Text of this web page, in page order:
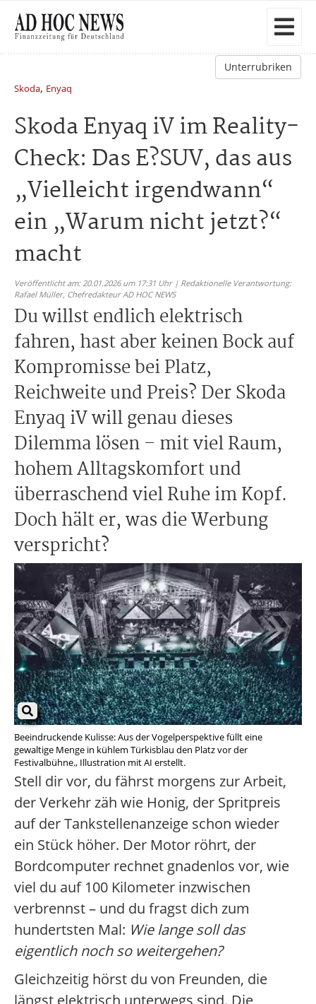
Unterrubriken
Skoda, Enyaq
Skoda Enyaq iV im Reality-
Check: Das E?SUV, das aus
„Vielleicht irgendwann“
ein „Warum nicht jetzt?“
macht
Veröffentlicht am: 20.01.2026 um 17:31 Uhr | Redaktionelle Verantwortung:
Rafael Müller, Chefredakteur AD HOC NEWS
Du willst endlich elektrisch
fahren, hast aber keinen Bock auf
Kompromisse bei Platz,
Reichweite und Preis? Der Skoda
Enyaq iV will genau dieses
Dilemma lösen – mit viel Raum,
hohem Alltagskomfort und
überraschend viel Ruhe im Kopf.
Doch hält er, was die Werbung
verspricht?
Beeindruckende Kulisse: Aus der Vogelperspektive füllt eine
gewaltige Menge in kühlem Türkisblau den Platz vor der
Festivalbühne., Illustration mit AI erstellt.
Stell dir vor, du fährst morgens zur Arbeit,
der Verkehr zäh wie Honig, der Spritpreis
auf der Tankstellenanzeige schon wieder
ein Stück höher. Der Motor röhrt, der
Bordcomputer rechnet gnadenlos vor, wie
viel du auf 100 Kilometer inzwischen
verbrennst – und du fragst dich zum
hundertsten Mal: Wie lange soll das
eigentlich noch so weitergehen?
Gleichzeitig hörst du von Freunden, die